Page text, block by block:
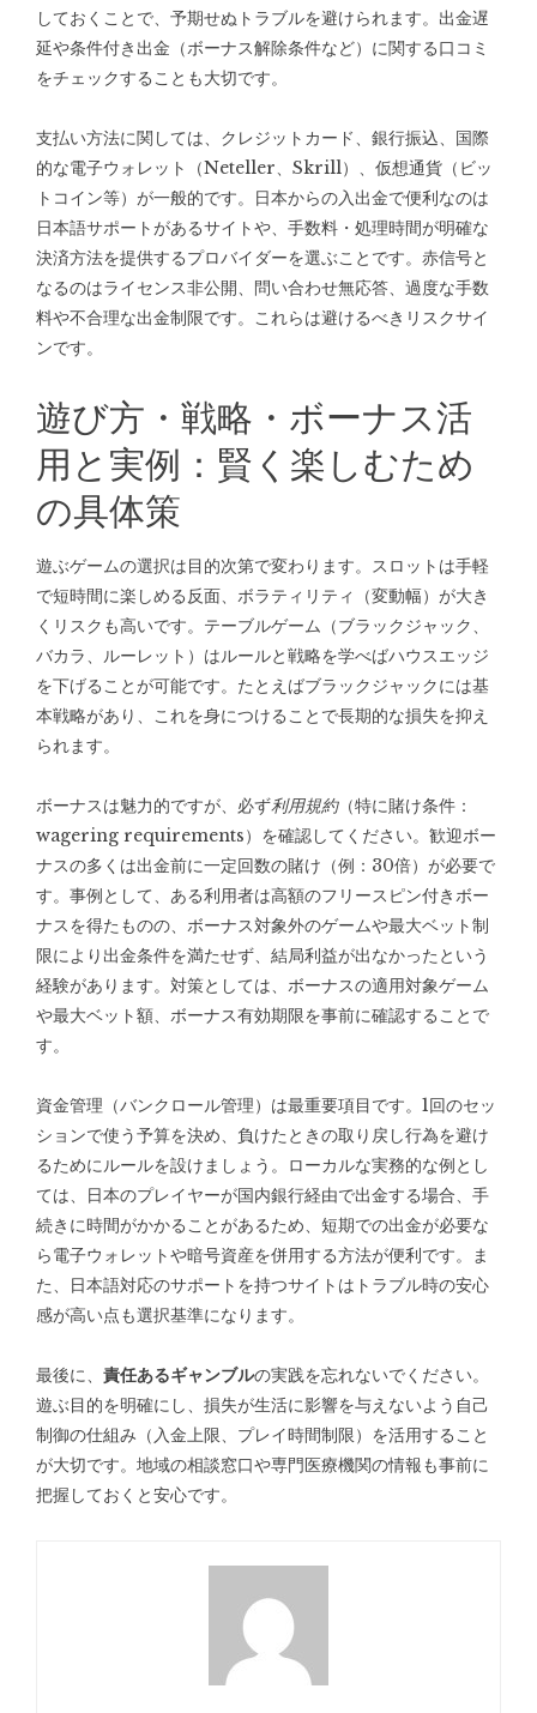
しておくことで、予期せぬトラブルを避けられます。出金遅
延や条件付き出金（ボーナス解除条件など）に関する口コミ
をチェックすることも大切です。
支払い方法に関しては、クレジットカード、銀行振込、国際
的な電子ウォレット（Neteller、Skrill）、仮想通貨（ビッ
トコイン等）が一般的です。日本からの入出金で便利なのは
日本語サポートがあるサイトや、手数料・処理時間が明確な
決済方法を提供するプロバイダーを選ぶことです。赤信号と
なるのはライセンス非公開、問い合わせ無応答、過度な手数
料や不合理な出金制限です。これらは避けるべきリスクサイ
ンです。
遊び方・戦略・ボーナス活
用と実例：賢く楽しむため
の具体策
遊ぶゲームの選択は目的次第で変わります。スロットは手軽
で短時間に楽しめる反面、ボラティリティ（変動幅）が大き
くリスクも高いです。テーブルゲーム（ブラックジャック、
バカラ、ルーレット）はルールと戦略を学べばハウスエッジ
を下げることが可能です。たとえばブラックジャックには基
本戦略があり、これを身につけることで長期的な損失を抑え
られます。
ボーナスは魅力的ですが、必ず利用規約（特に賭け条件：
wagering requirements）を確認してください。歓迎ボー
ナスの多くは出金前に一定回数の賭け（例：30倍）が必要で
す。事例として、ある利用者は高額のフリースピン付きボー
ナスを得たものの、ボーナス対象外のゲームや最大ベット制
限により出金条件を満たせず、結局利益が出なかったという
経験があります。対策としては、ボーナスの適用対象ゲーム
や最大ベット額、ボーナス有効期限を事前に確認することで
す。
資金管理（バンクロール管理）は最重要項目です。1回のセッ
ションで使う予算を決め、負けたときの取り戻し行為を避け
るためにルールを設けましょう。ローカルな実務的な例とし
ては、日本のプレイヤーが国内銀行経由で出金する場合、手
続きに時間がかかることがあるため、短期での出金が必要な
ら電子ウォレットや暗号資産を併用する方法が便利です。ま
た、日本語対応のサポートを持つサイトはトラブル時の安心
感が高い点も選択基準になります。
最後に、 責任あるギャンブルの実践を忘れないでください。
遊ぶ目的を明確にし、損失が生活に影響を与えないよう自己
制御の仕組み（入金上限、プレイ時間制限）を活用すること
が大切です。地域の相談窓口や専門医療機関の情報も事前に
把握しておくと安心です。